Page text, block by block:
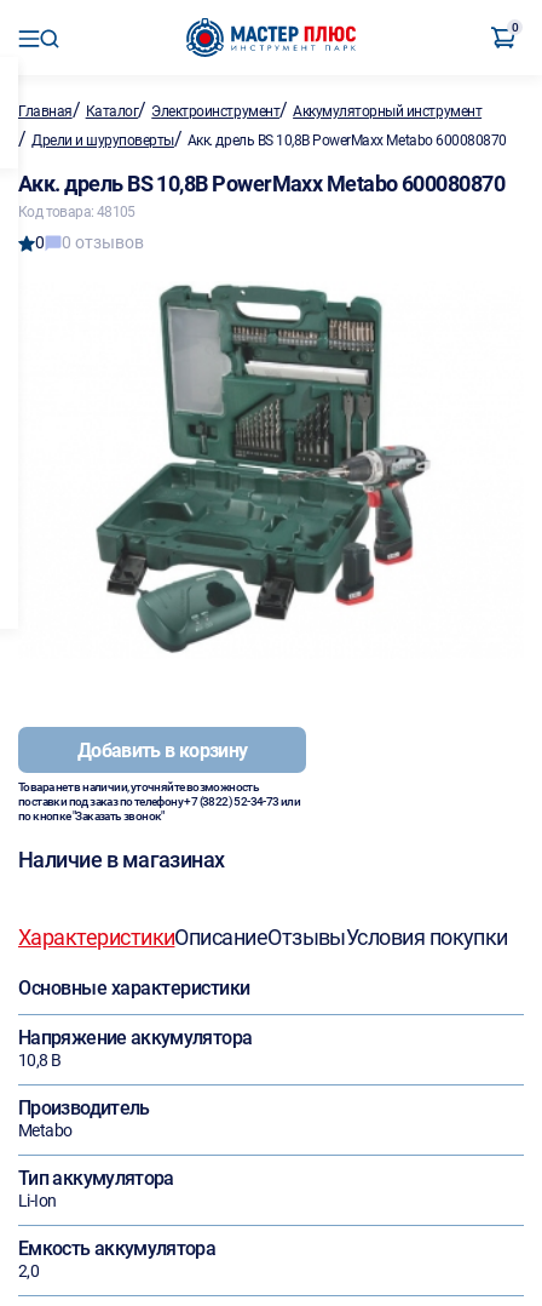
0
Главная/ Каталог/ Электроинструмент/Аккумуляторный инструмент
/ Дрели и шуруповерты/ Акк. дрель BS 10,8В PowerMaxx Metabo 600080870
Акк. дрель BS 10,8В PowerMaxx Metabo 600080870
Код товара: 48105
0 0 отзывов
Добавить в корзину
Товара нет в наличии, уточняйте возможность
поставки под заказ по телефону+7 (3822) 52-34-73или
по кнопке "Заказать звонок"
Наличие в магазинах
ХарактеристикиОписаниеОтзывыУсловия покупки
Основные характеристики
Напряжение аккумулятора
10,8 В
Производитель
Metabo
Тип аккумулятора
Li-Ion
Емкость аккумулятора
2,0